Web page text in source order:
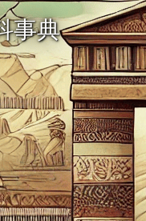
事典